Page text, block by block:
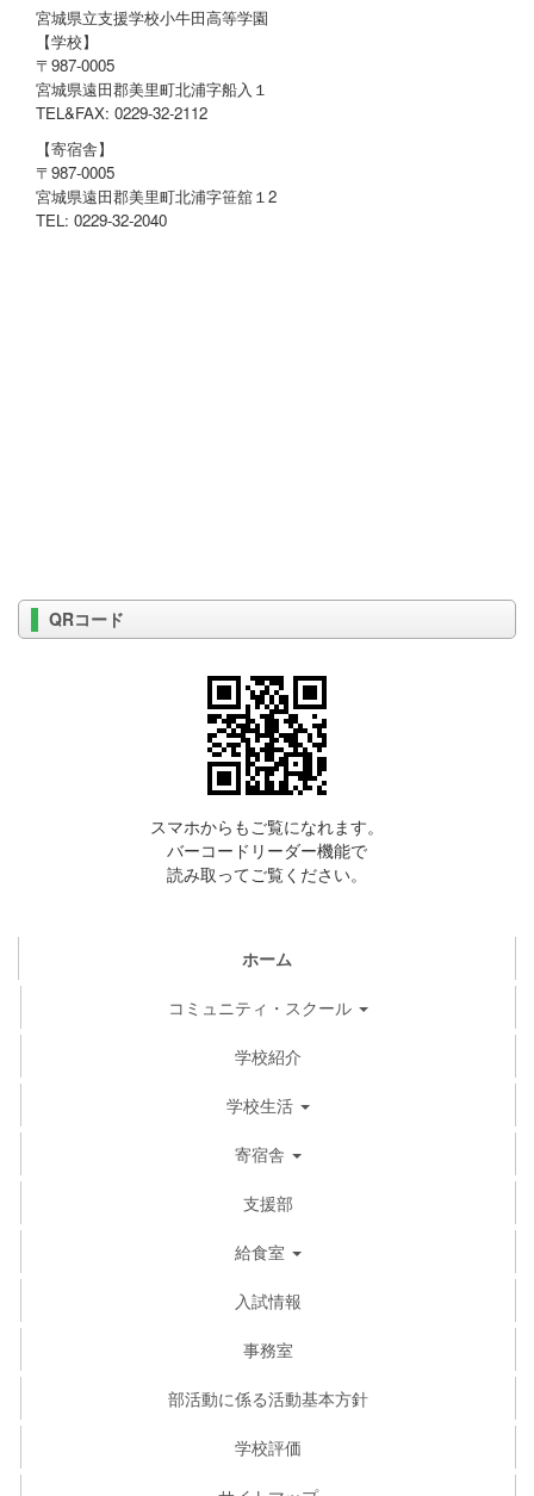
宮城県立支援学校小牛田高等学園
【学校】
〒987-0005
宮城県遠田郡美里町北浦字船入１
TEL&FAX: 0229-32-2112
【寄宿舎】
〒987-0005
宮城県遠田郡美里町北浦字笹舘１2
TEL: 0229-32-2040
QRコード
スマホからもご覧になれます。
バーコードリーダー機能で
読み取ってご覧ください。
ホーム
コミュニティ・スクール
学校紹介
学校生活
寄宿舎
支援部
給食室
入試情報
事務室
部活動に係る活動基本方針
学校評価